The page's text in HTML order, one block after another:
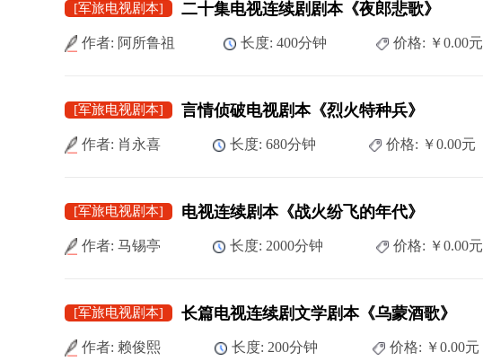
[军旅电视剧本] 二十集电视连续剧剧本《夜郎悲歌》
作者: 阿所鲁祖 长度: 400分钟 价格: ￥0.00元
[军旅电视剧本] 言情侦破电视剧本《烈火特种兵》
作者: 肖永喜 长度: 680分钟 价格: ￥0.00元
[军旅电视剧本] 电视连续剧本《战火纷飞的年代》
作者: 马锡亭 长度: 2000分钟 价格: ￥0.00元
[军旅电视剧本] 长篇电视连续剧文学剧本《乌蒙酒歌》
作者: 赖俊熙 长度: 200分钟 价格: ￥0.00元